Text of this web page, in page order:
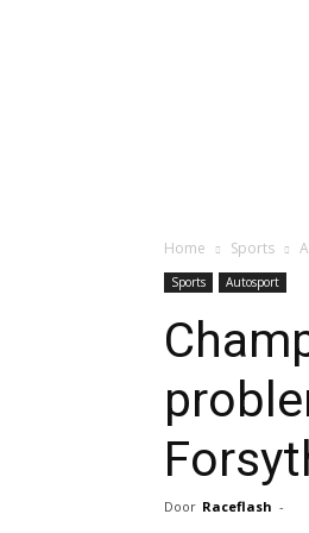
Home Sports
Sports Autosport
Door Raceflash -